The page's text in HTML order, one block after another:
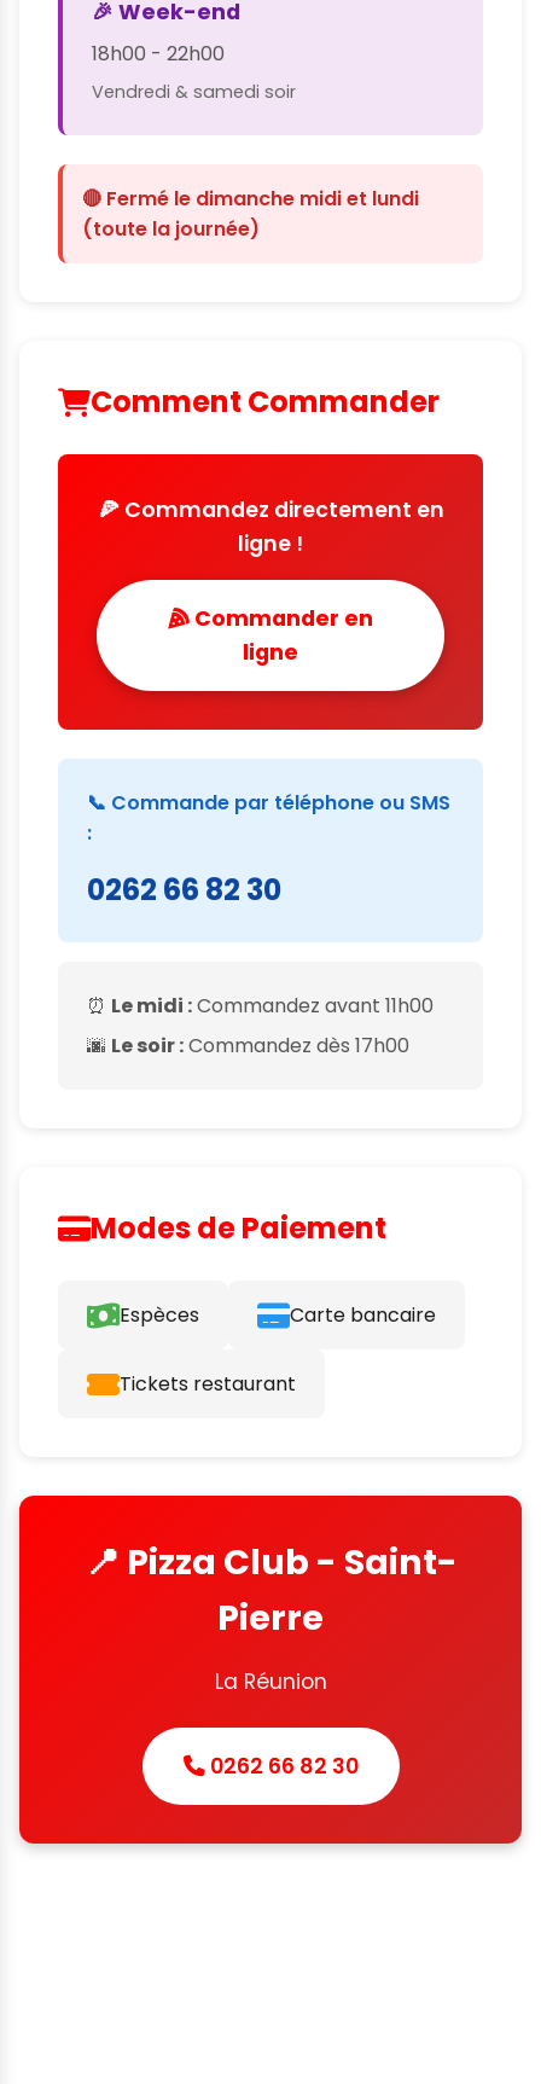
🎉 Week-end
18h00 - 22h00
Vendredi & samedi soir
🔴 Fermé le dimanche midi et lundi
(toute la journée)
Comment Commander
🍕 Commandez directement en
ligne !
Commander en
ligne
📞 Commande par téléphone ou SMS
:
0262 66 82 30
⏰ Le midi :Commandez avant 11h00
🌆 Le soir :Commandez dès 17h00
Modes de Paiement
Espèces Carte bancaire
Tickets restaurant
📍 Pizza Club - Saint-
Pierre
La Réunion
0262 66 82 30